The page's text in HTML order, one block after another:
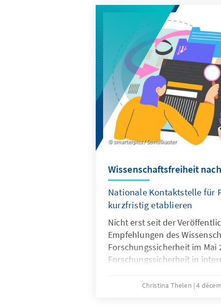
potenzieller
können.
smarterpics / Sonulkaster
Wissenschaftsfreiheit
Nationale Kontaktstelle für
kurzfristig etablieren
Nicht erst seit der
Empfehlungen des
Forschungssicherheit im Mai
Forschungssicherheit in
bis vor wenigen Jahren im
Christina Thelen 4